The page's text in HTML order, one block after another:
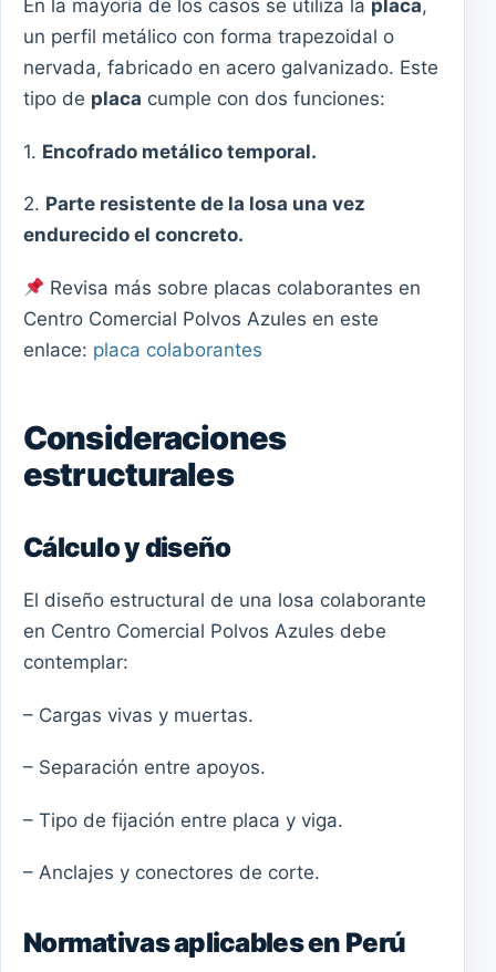
En la mayoría de los casos se utiliza la placa,
un perfil metálico con forma trapezoidal o
nervada, fabricado en acero galvanizado. Este
tipo de placa cumple con dos funciones:
1. Encofrado metálico temporal.
2. Parte resistente de la losa una vez
endurecido el concreto.
Revisa más sobre placas colaborantes en
Centro Comercial Polvos Azules en este
enlace: placa colaborantes
Consideraciones
estructurales
Cálculo y diseño
El diseño estructural de una losa colaborante
en Centro Comercial Polvos Azules debe
contemplar:
– Cargas vivas y muertas.
– Separación entre apoyos.
– Tipo de fijación entre placa y viga.
– Anclajes y conectores de corte.
Normativas aplicables en Perú